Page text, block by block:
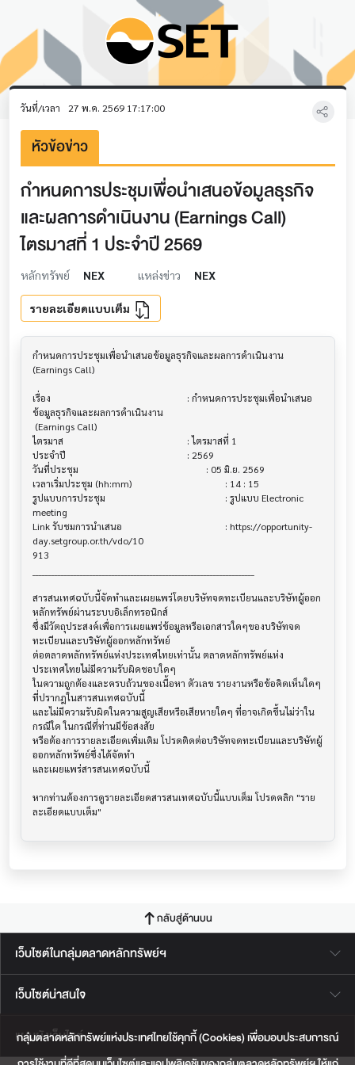
กลุ่มตลาดหลักทรัพย์แห่งประเทศไทยใช้คุกกี้ (Cookies) เพื่อมอบประสบการณ์
วันที่/เวลา 27 พ.ค. 2569 17:17:00
หัวข้อข่าว
กำหนดการประชุมเพื่อนำเสนอข้อมูลธุรกิจ
และผลการดำเนินงาน (Earnings Call)
ไตรมาสที่ 1 ประจำปี 2569
หลักทรัพย์ NEX แหล่งข่าว NEX
รายละเอียดแบบเต็ม
กำหนดการประชุมเพื่อนำเสนอข้อมูลธุรกิจและผลการดำเนินงาน
(Earnings Call)
เรื่อง                                  			 : กำหนดการประชุมเพื่อนำเสนอ
ข้อมูลธุรกิจและผลการดำเนินงาน
ไตรมาส                                			 : ไตรมาสที่ 1
ประจำปี                                			 : 2569
วันที่ประชุม                             			 : 05 มิ.ย. 2569
เวลาเริ่มประชุม (hh:mm)                  			 : 14 : 15
รูปแบบการประชุม                         			 : รูปแบบ Electronic
meeting
Link รับชมการนำเสนอ                   			 : https://opportunity-
day.setgroup.or.th/vdo/10
913
สารสนเทศฉบับนี้จัดทำและเผยแพร่โดยบริษัทจดทะเบียนและบริษัทผู้ออก
หลักทรัพย์ผ่านระบบอิเล็กทรอนิกส์
ซึ่งมีวัตถุประสงค์เพื่อการเผยแพร่ข้อมูลหรือเอกสารใดๆของบริษัทจด
ทะเบียนและบริษัทผู้ออกหลักทรัพย์
ต่อตลาดหลักทรัพย์แห่งประเทศไทยเท่านั้น ตลาดหลักทรัพย์แห่ง
ประเทศไทยไม่มีความรับผิดชอบใดๆ
ในความถูกต้องและครบถ้วนของเนื้อหา ตัวเลข รายงานหรือข้อคิดเห็นใดๆ
ที่ปรากฎในสารสนเทศฉบับนี้
และไม่มีความรับผิดในความสูญเสียหรือเสียหายใดๆ ที่อาจเกิดขึ้นไม่ว่าใน
กรณีใด ในกรณีที่ท่านมีข้อสงสัย
หรือต้องการรายละเอียดเพิ่มเติม โปรดติดต่อบริษัทจดทะเบียนและบริษัทผู้
ออกหลักทรัพย์ซึ่งได้จัดทำ
และเผยแพร่สารสนเทศฉบับนี้
หากท่านต้องการดูรายละเอียดสารสนเทศฉบับนี้แบบเต็ม โปรดคลิก "ราย
กลับสู่ด้านบน
เว็บไซต์ในกลุ่มตลาดหลักทรัพย์ฯ
เว็บไซต์น่าสนใจ
แผนผังเว็บไซต์